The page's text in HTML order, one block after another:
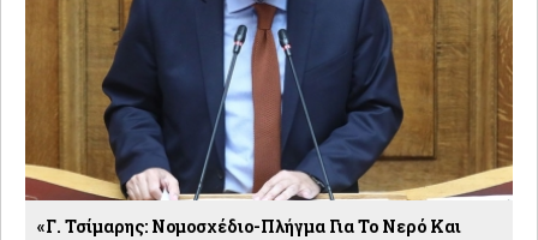
«Γ. Τσίμαρης: Νομοσχέδιο-Πλήγμα Για Το Νερό Και